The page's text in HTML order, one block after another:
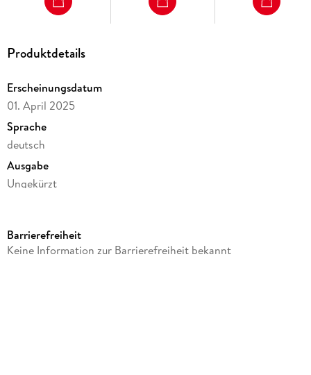
Produktdetails
Erscheinungsdatum
01. April 2025
Sprache
deutsch
Ausgabe
Ungekürzt
Laufzeit
Barrierefreiheit
Keine Information zur Barrierefreiheit bekannt